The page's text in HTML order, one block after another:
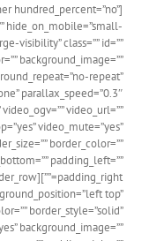
hundred_percent=”no”
hide_on_mobile=”small-
visibility” class=”” id=””
background_image=””
repeat”
parallax_speed=”0.3″
video_url=””
video_mute=”yes”
border_color=””
padding_left=””
top”
border_style=”solid”
background_image=””